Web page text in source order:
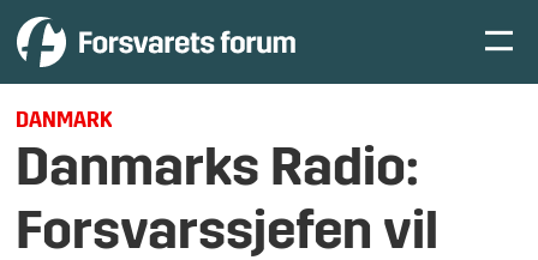
DANMARK
Danmarks Radio:
Forsvarssjefen vil